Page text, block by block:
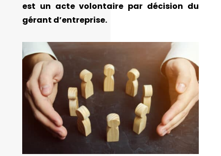
est un acte volontaire par décision du
gérant d’entreprise.